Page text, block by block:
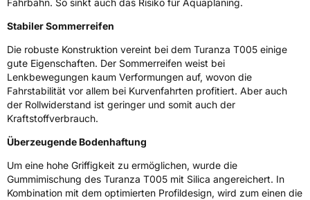
FahrzeugklasseC1
EPREL ID501418
Allgemeine Produktsicherheit (GPSR)
Salceto 13/15 00128 Rome Italien,
Fahrbahn. So sinkt auch das Risiko für Aquaplaning.
Stabiler Sommerreifen
Die robuste Konstruktion vereint bei dem Turanza T005 einige
gute Eigenschaften. Der Sommerreifen weist bei
Lenkbewegungen kaum Verformungen auf, wovon die
Fahrstabilität vor allem bei Kurvenfahrten profitiert. Aber auch
der Rollwiderstand ist geringer und somit auch der
Kraftstoffverbrauch.
Überzeugende Bodenhaftung
Um eine hohe Griffigkeit zu ermöglichen, wurde die
Gummimischung des Turanza T005 mit Silica angereichert. In
Kombination mit dem optimierten Profildesign, wird zum einen die